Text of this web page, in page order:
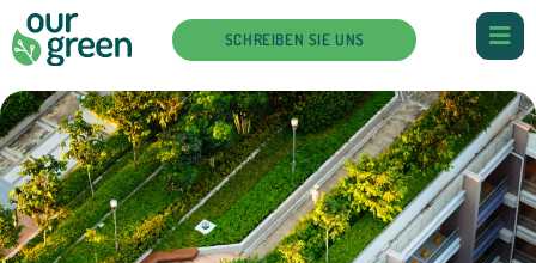
SCHREIBEN SIE UNS